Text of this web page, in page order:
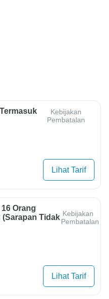
Kebijakan
Pembatalan
Lihat Tarif
Orang
(sarapan Tidak Kebijakan
Pembatalan
Lihat Tarif